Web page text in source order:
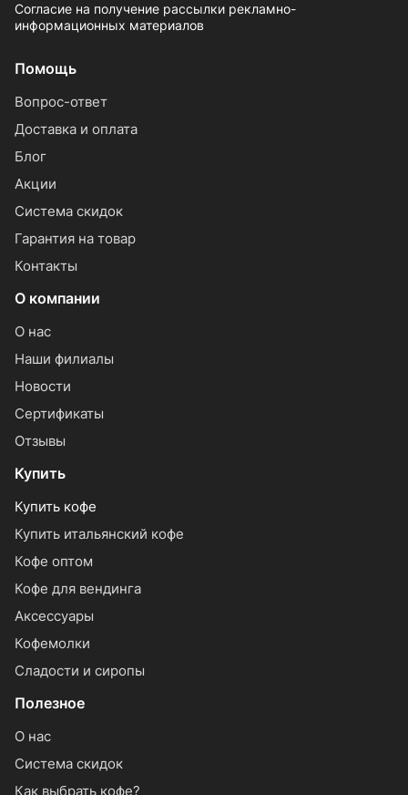
Согласие на получение рассылки рекламно-
информационных материалов
Помощь
Вопрос-ответ
Доставка и оплата
Блог
Акции
Система скидок
Гарантия на товар
Контакты
О компании
О нас
Наши филиалы
Новости
Сертификаты
Отзывы
Купить
Купить кофе
Купить итальянский кофе
Кофе оптом
Кофе для вендинга
Аксессуары
Кофемолки
Сладости и сиропы
Полезное
О нас
Система скидок
Как выбрать кофе?